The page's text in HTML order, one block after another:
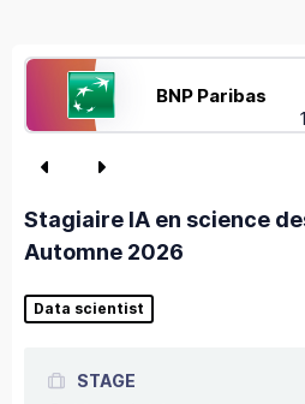
BNP Paribas
Stagiaire IA en science
Automne 2026
Data scientist
STAGE